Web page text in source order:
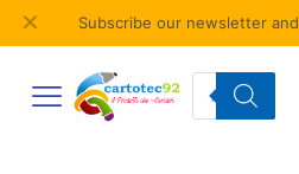
Subscribe our newsletter
✕
Products
search